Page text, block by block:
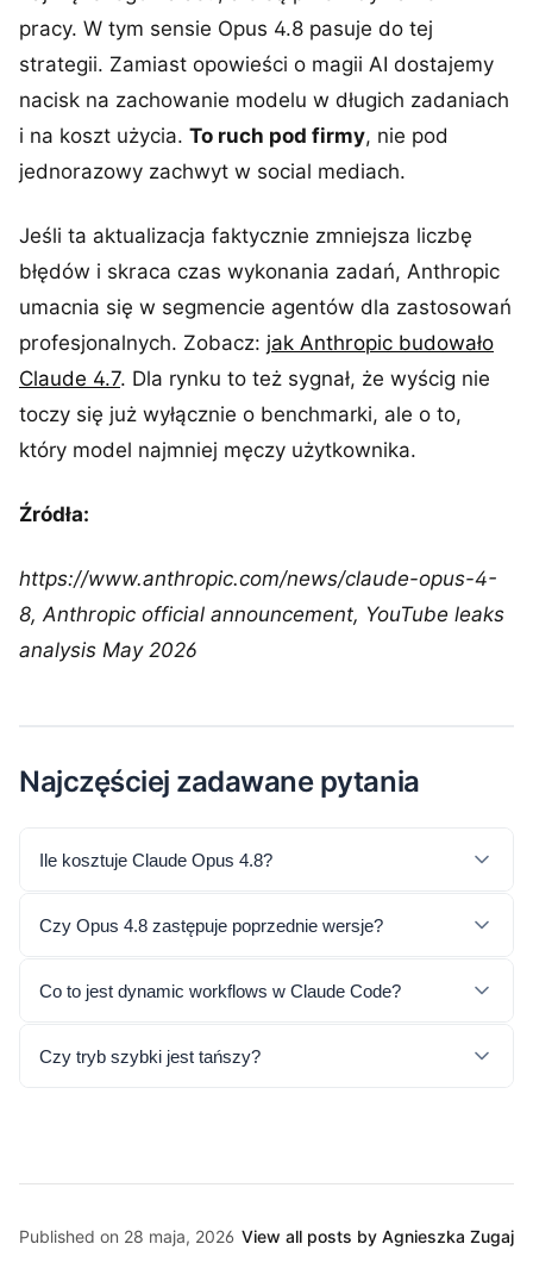
pracy. W tym sensie Opus 4.8 pasuje do tej
strategii. Zamiast opowieści o magii AI dostajemy
nacisk na zachowanie modelu w długich zadaniach
i na koszt użycia. To ruch pod firmy, nie pod
jednorazowy zachwyt w social mediach.
Jeśli ta aktualizacja faktycznie zmniejsza liczbę
błędów i skraca czas wykonania zadań, Anthropic
umacnia się w segmencie agentów dla zastosowań
profesjonalnych. Zobacz: jak Anthropic budowało
Claude 4.7. Dla rynku to też sygnał, że wyścig nie
toczy się już wyłącznie o benchmarki, ale o to,
który model najmniej męczy użytkownika.
Źródła:
https://www.anthropic.com/news/claude-opus-4-
8, Anthropic official announcement, YouTube leaks
analysis May 2026
Najczęściej zadawane pytania
Ile kosztuje Claude Opus 4.8?
Czy Opus 4.8 zastępuje poprzednie wersje?
Co to jest dynamic workflows w Claude Code?
Czy tryb szybki jest tańszy?
Published on 28 maja, 2026 View all posts by Agnieszka Zugaj